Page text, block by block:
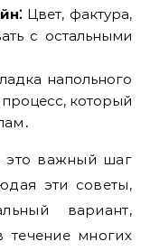
Цвет‚ фактура‚
с остальными
напольного
который
это важный шаг
эти советы‚
вариант‚
течение многих